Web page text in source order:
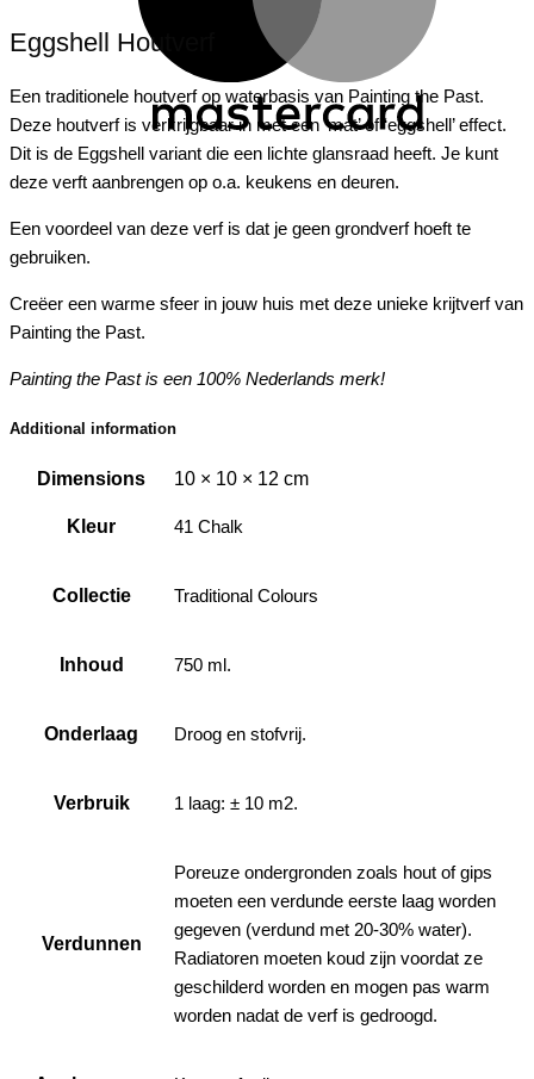
Eggshell Houtverf
Een traditionele houtverf op waterbasis van Painting the Past.
Deze houtverf is verkrijgbaar in met een ‘mat’ of ‘eggshell’ effect.
Dit is de Eggshell variant die een lichte glansraad heeft. Je kunt
deze verft aanbrengen op o.a. keukens en deuren.
Een voordeel van deze verf is dat je geen grondverf hoeft te
gebruiken.
Creëer een warme sfeer in jouw huis met deze unieke krijtverf van
Painting the Past.
Painting the Past is een 100% Nederlands merk!
Additional information
Dimensions 10 × 10 × 12 cm
Kleur 41 Chalk
Collectie Traditional Colours
Inhoud 750 ml.
Onderlaag Droog en stofvrij.
Verbruik 1 laag: ± 10 m2.
Verdunnen
Poreuze ondergronden zoals hout of gips
moeten een verdunde eerste laag worden
gegeven (verdund met 20-30% water).
Radiatoren moeten koud zijn voordat ze
geschilderd worden en mogen pas warm
worden nadat de verf is gedroogd.